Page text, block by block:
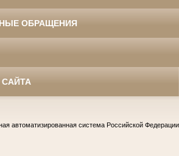
ОБРАЩЕНИЯ
автоматизированная система Российской